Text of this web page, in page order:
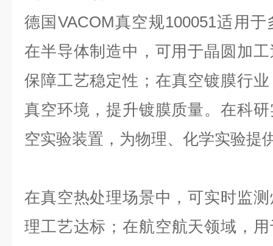
德国 VACOM真空规100051适用于
在半导体制造中，可用于晶圆加
保障工艺稳定性；在真空镀膜行
真空环境，提升镀膜质量。在科
空实验装置，为物理、化学实验提
在真空热处理场景中，可实时监
理工艺达标；在航空航天领域，